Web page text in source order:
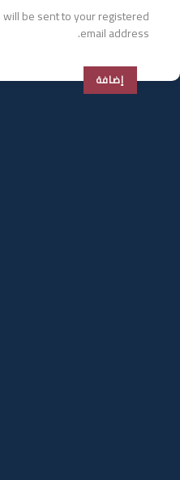
be sent to your registered
email address.